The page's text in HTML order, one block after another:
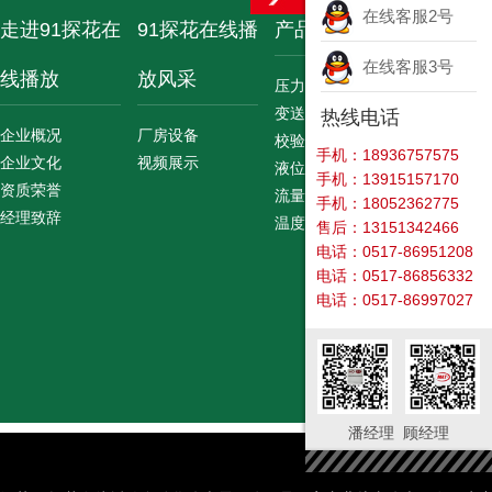
在线客服2号
在线客服3号
热线电话
手机：18936757575
手机：13915157170
手机：18052362775
售后：13151342466
电话：0517-86951208
电话：0517-86856332
电话：0517-86997027
潘经理 顾经理
走进91探花在
线播放
企业概况
企业文化
资质荣誉
经理致辞
91探花在线播
放风采
厂房设备
视频展示
产品展示
压力表
变送器
校验仪表
液位仪表
流量仪表
温度仪表
91探花
放资讯
资讯技术
经验文献
版权所有 江苏91探花